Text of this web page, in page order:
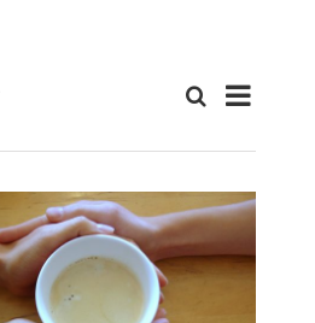
und
Suche
Tag